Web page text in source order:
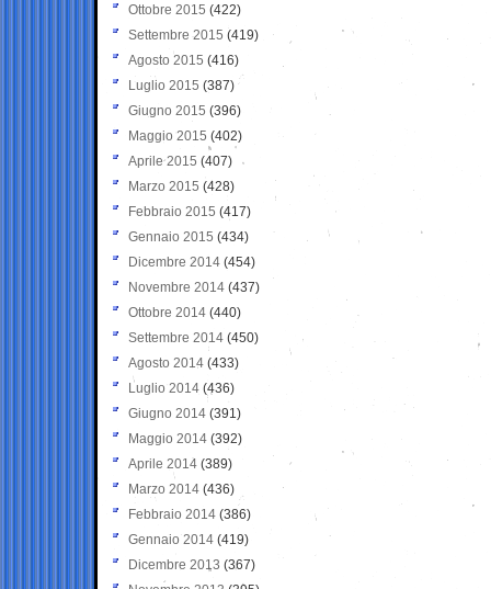
Ottobre 2015 (422)
Settembre 2015 (419)
Agosto 2015 (416)
Luglio 2015 (387)
Giugno 2015 (396)
Maggio 2015 (402)
Aprile 2015 (407)
Marzo 2015 (428)
Febbraio 2015 (417)
Gennaio 2015 (434)
Dicembre 2014 (454)
Novembre 2014 (437)
Ottobre 2014 (440)
Settembre 2014 (450)
Agosto 2014 (433)
Luglio 2014 (436)
Giugno 2014 (391)
Maggio 2014 (392)
Aprile 2014 (389)
Marzo 2014 (436)
Febbraio 2014 (386)
Gennaio 2014 (419)
Dicembre 2013 (367)